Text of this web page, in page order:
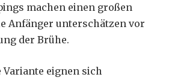
machen einen großen
Anfänger unterschätzen vor
der Brühe.
eignen sich